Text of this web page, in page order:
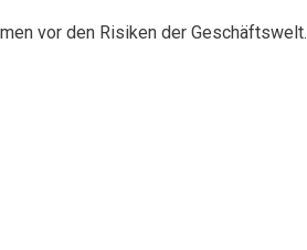
vor den Risiken der Geschäftswelt.